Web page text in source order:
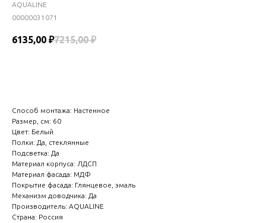
AQUALINE
00000031071
6135,00 ₽7215,00 ₽
Способ монтажа: Настенное
Размер, см: 60
Цвет: Белый
Полки: Да, стеклянные
Подсветка: Да
Материал корпуса: ЛДСП
Материал фасада: МДФ
Покрытие фасада: Глянцевое, эмаль
Механизм доводчика: Да
Производитель: AQUALINE
Страна: Россия